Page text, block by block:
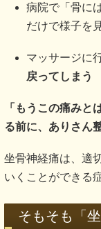
病院で「骨に
だけで様子を
マッサージに
戻ってしまう
「もうこの痛み
る前に、ありさん
坐骨神経痛は、適
いくことができる
そもそも「